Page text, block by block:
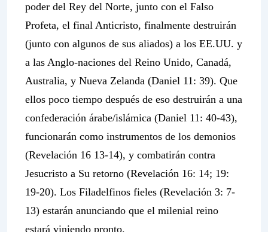
poder del Rey del Norte, junto con el Falso
Profeta, el final Anticristo, finalmente destruirán
(junto con algunos de sus aliados) a los EE.UU. y
a las Anglo-naciones del Reino Unido, Canadá,
Australia, y Nueva Zelanda (Daniel 11: 39). Que
ellos poco tiempo después de eso destruirán a una
confederación árabe/islámica (Daniel 11: 40-43),
funcionarán como instrumentos de los demonios
(Revelación 16 13-14), y combatirán contra
Jesucristo a Su retorno (Revelación 16: 14; 19:
19-20). Los Filadelfinos fieles (Revelación 3: 7-
13) estarán anunciando que el milenial reino
estará viniendo pronto.